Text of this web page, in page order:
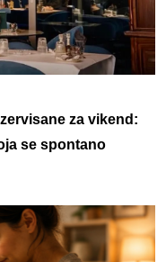
za vikend:
se spontano